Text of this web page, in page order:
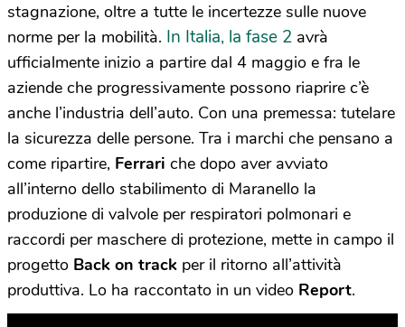
stagnazione, oltre a tutte le incertezze sulle nuove
norme per la mobilità. In Italia, la fase 2 avrà
ufficialmente inizio a partire dal 4 maggio e fra le
aziende che progressivamente possono riaprire c’è
anche l’industria dell’auto. Con una premessa: tutelare
la sicurezza delle persone. Tra i marchi che pensano a
come ripartire, Ferrari che dopo aver avviato
all’interno dello stabilimento di Maranello la
produzione di valvole per respiratori polmonari e
raccordi per maschere di protezione, mette in campo il
progetto Back on track per il ritorno all’attività
produttiva. Lo ha raccontato in un video Report.